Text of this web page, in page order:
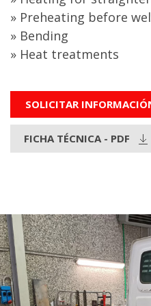
» Preheating before
» Bending
» Heat treatments
SOLICITAR
FICHA TÉCNICA - PDF